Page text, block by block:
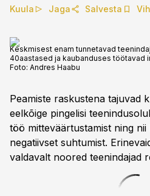
Kuula Jaga Salvesta
Keskmisest enam tunnetavad
40aastased ja kaubanduses töötavad
Foto: Andres Haabu
Peamiste raskustena tajuvad
eelkõige pingelisi
töö mitteväärtustamist ning
negatiivset suhtumist.
valdavalt noored teenindajad